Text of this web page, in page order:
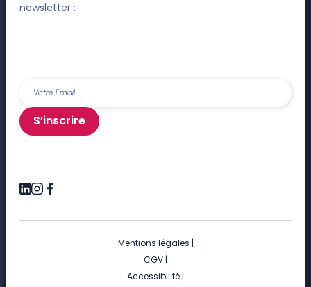
newsletter :
S’inscrire
Mentions légales |
CGV |
Accessibilité |